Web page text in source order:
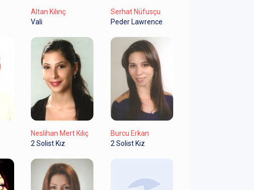
Altan Kılınç
Vali
Serhat Nüfusçu
Peder Lawrence
Neslihan Mert Kılıç
2 Solist Kız
Burcu Erkan
2 Solist Kız